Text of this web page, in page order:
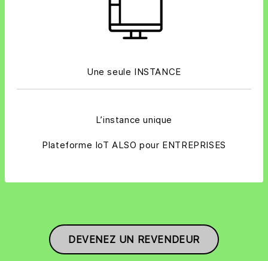
Une seule INSTANCE
L’instance unique
Plateforme IoT ALSO pour ENTREPRISES
DEVENEZ UN REVENDEUR